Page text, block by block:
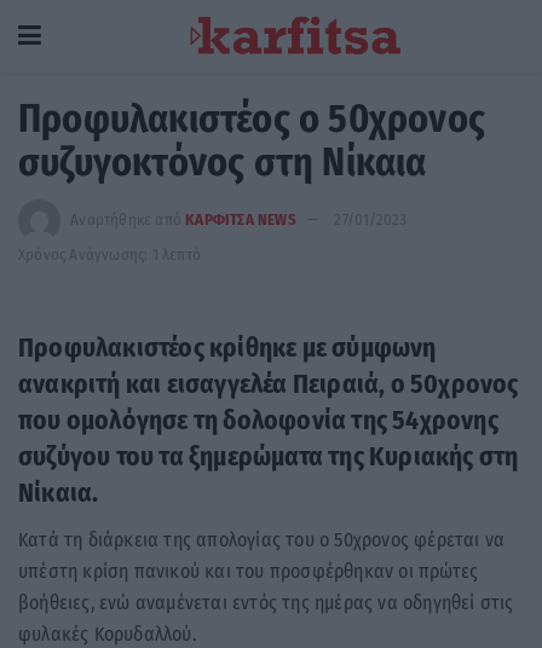
Προφυλακιστέος ο 50χρονος
συζυγοκτόνος στη Νίκαια
Αναρτήθηκε από ΚΑΡΦΙΤΣΑ NEWS
27/01/2023
Χρόνος Ανάγνωσης: 1 λεπτό
Προφυλακιστέος κρίθηκε με σύμφωνη
ανακριτή και εισαγγελέα Πειραιά, ο 50χρονος
που ομολόγησε τη δολοφονία της 54χρονης
συζύγου του τα ξημερώματα της Κυριακής στη
Νίκαια.
Κατά τη διάρκεια της απολογίας του ο 50χρονος φέρεται να
υπέστη κρίση πανικού και του προσφέρθηκαν οι πρώτες
βοήθειες, ενώ αναμένεται εντός της ημέρας να οδηγηθεί στις
φυλακές Κορυδαλλού.